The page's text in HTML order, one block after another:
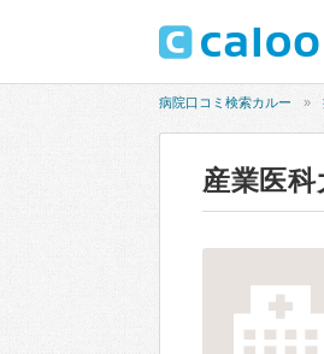
病院口コミ検索カルー
産業医